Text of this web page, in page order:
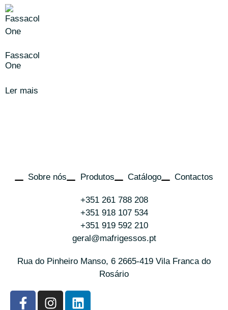
Fassacol
One
Ler mais
Sobre nós Produtos Catálogo Contactos
+351 261 788 208
+351 918 107 534
+351 919 592 210
geral@mafrigessos.pt
Rua do Pinheiro Manso, 6 2665-419 Vila Franca do
Rosário